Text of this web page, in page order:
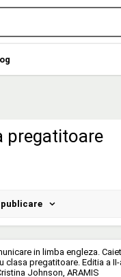
pregatitoare
publicare